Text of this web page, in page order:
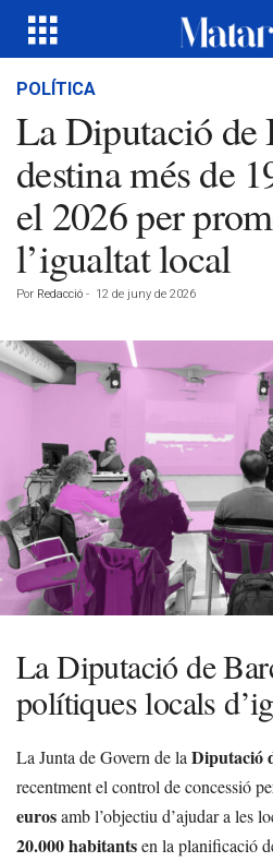
POLÍTICA
La Diputació de
destina més de
el 2026 per
l’igualtat local
Por Redacció - 12 de juny de 2026
La Diputació de
polítiques locals
La Junta de Govern de la Diputació
recentment el control de concessió
eurosamb l’objectiu d’ajudar a les
20.000 habitantsen la planificació